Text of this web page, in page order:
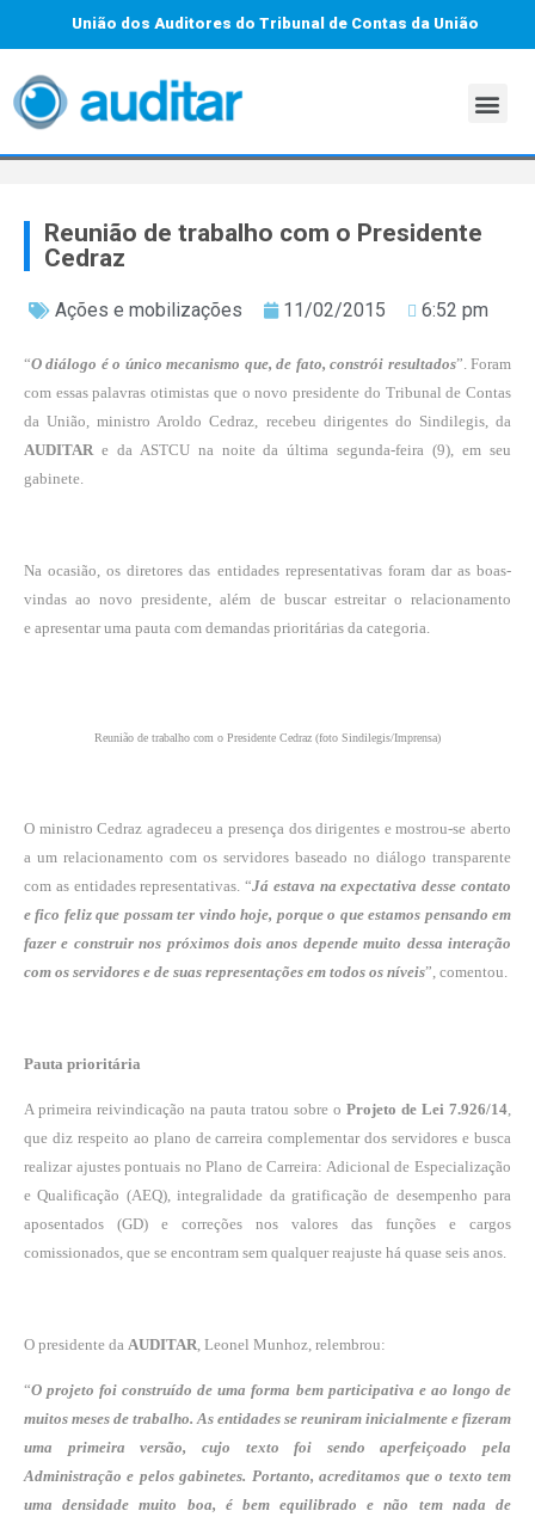
União dos Auditores do Tribunal de Contas da União
Reunião de trabalho com o Presidente
Cedraz
Ações e mobilizações 11/02/2015 6:52 pm
“O diálogo é o único mecanismo que, de fato, constrói resultados”. Foram
com essas palavras otimistas que o novo presidente do Tribunal de Contas
da União, ministro Aroldo Cedraz, recebeu dirigentes do Sindilegis, da
AUDITARe da ASTCU na noite da última segunda-feira (9), em seu
gabinete.
Na ocasião, os diretores das entidades representativas foram dar as boas-
vindas ao novo presidente, além de buscar estreitar o relacionamento
e apresentar uma pauta com demandas prioritárias da categoria.
Reunião de trabalho com o Presidente Cedraz (foto Sindilegis/Imprensa)
O ministro Cedraz agradeceu a presença dos dirigentes e mostrou-se aberto
a um relacionamento com os servidores baseado no diálogo transparente
com as entidades representativas. “Já estava na expectativa desse contato
e fico feliz que possam ter vindo hoje, porque o que estamos pensando em
fazer e construir nos próximos dois anos depende muito dessa interação
com os servidores e de suas representações em todos os níveis”, comentou.
Pauta prioritária
A primeira reivindicação na pauta tratou sobre o Projeto de Lei 7.926/14,
que diz respeito ao plano de carreira complementar dos servidores e busca
realizar ajustes pontuais no Plano de Carreira: Adicional de Especialização
e Qualificação (AEQ), integralidade da gratificação de desempenho para
aposentados (GD) e correções nos valores das funções e cargos
comissionados, que se encontram sem qualquer reajuste há quase seis anos.
O presidente da AUDITAR , Leonel Munhoz, relembrou:
“O projeto foi construído de uma forma bem participativa e ao longo de
muitos meses de trabalho. As entidades se reuniram inicialmente e fizeram
uma primeira versão, cujo texto foi sendo aperfeiçoado pela
Administração e pelos gabinetes. Portanto, acreditamos que o texto tem
uma densidade muito boa, é bem equilibrado e não tem nada de